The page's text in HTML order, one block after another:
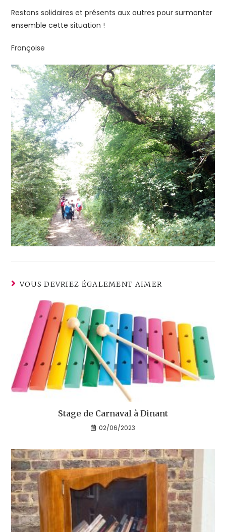
Restons solidaires et présents aux autres pour surmonter
ensemble cette situation !
Françoise
VOUS DEVRIEZ ÉGALEMENT AIMER
Stage de Carnaval à Dinant
02/06/2023